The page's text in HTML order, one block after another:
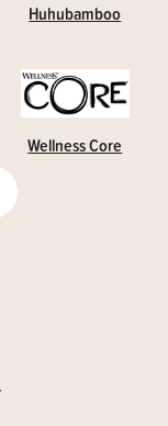
Huhubamboo
Wellness Core